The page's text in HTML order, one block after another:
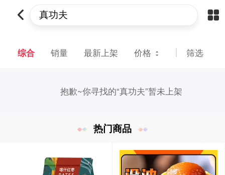
综合 销量 最新上架 价格 筛选
抱歉~你寻找的“真功夫”暂未上架
热门商品